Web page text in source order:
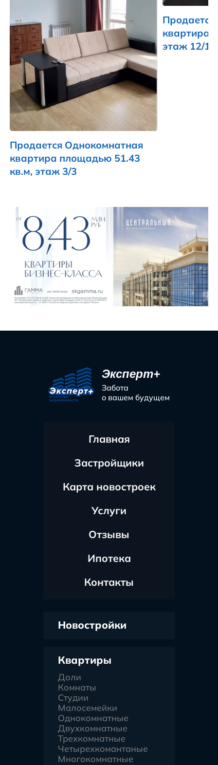
Продается Однокомнатная
квартира площадью 51.43
кв.м, этаж 3/3
Продается
квартира
этаж 12/12
Эксперт+
Забота
о вашем будущем
Главная
Застройщики
Карта новостроек
Услуги
Отзывы
Ипотека
Контакты
Новостройки
Квартиры
Доли
Комнаты
Студии
Малосемейки
Однокомнатные
Двухкомнатные
Трехкомнатные
Четырехкомантаные
Многокомнатные